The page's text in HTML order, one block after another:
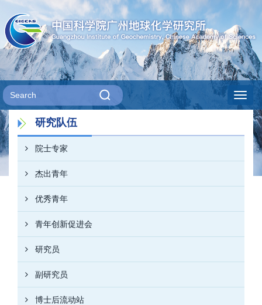
研究队伍
院士专家
杰出青年
优秀青年
青年创新促进会
研究员
副研究员
博士后流动站